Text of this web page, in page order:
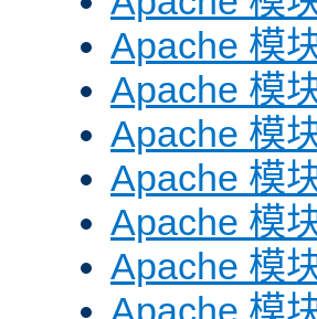
Apache 模
Apache 模
Apache 模
Apache 模
Apache 模
Apache 模
Apache 模